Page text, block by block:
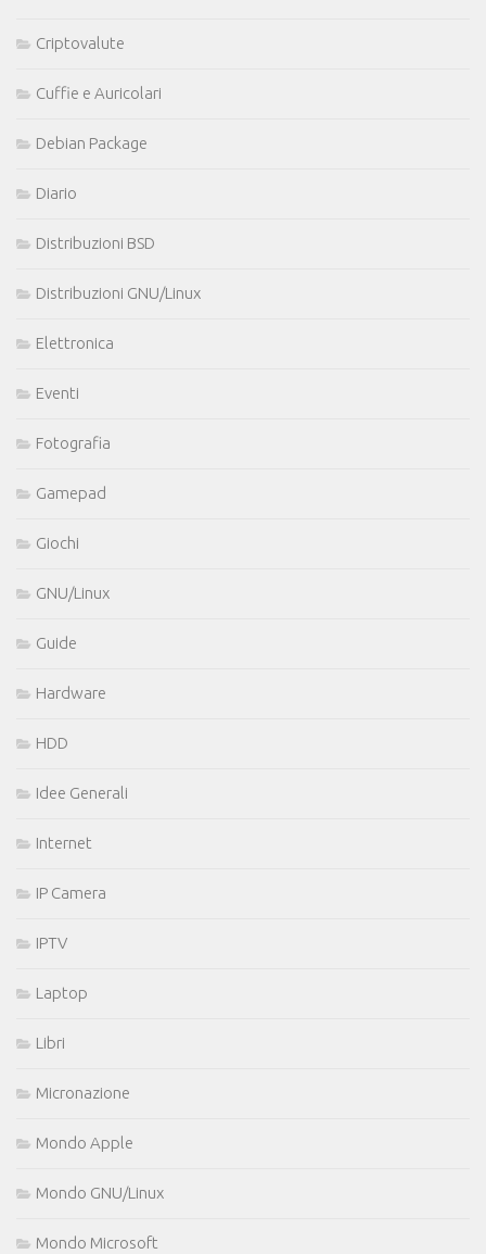
Criptovalute
Cuffie e Auricolari
Debian Package
Diario
Distribuzioni BSD
Distribuzioni GNU/Linux
Elettronica
Eventi
Fotografia
Gamepad
Giochi
GNU/Linux
Guide
Hardware
HDD
Idee Generali
Internet
IP Camera
IPTV
Laptop
Libri
Micronazione
Mondo Apple
Mondo GNU/Linux
Mondo Microsoft